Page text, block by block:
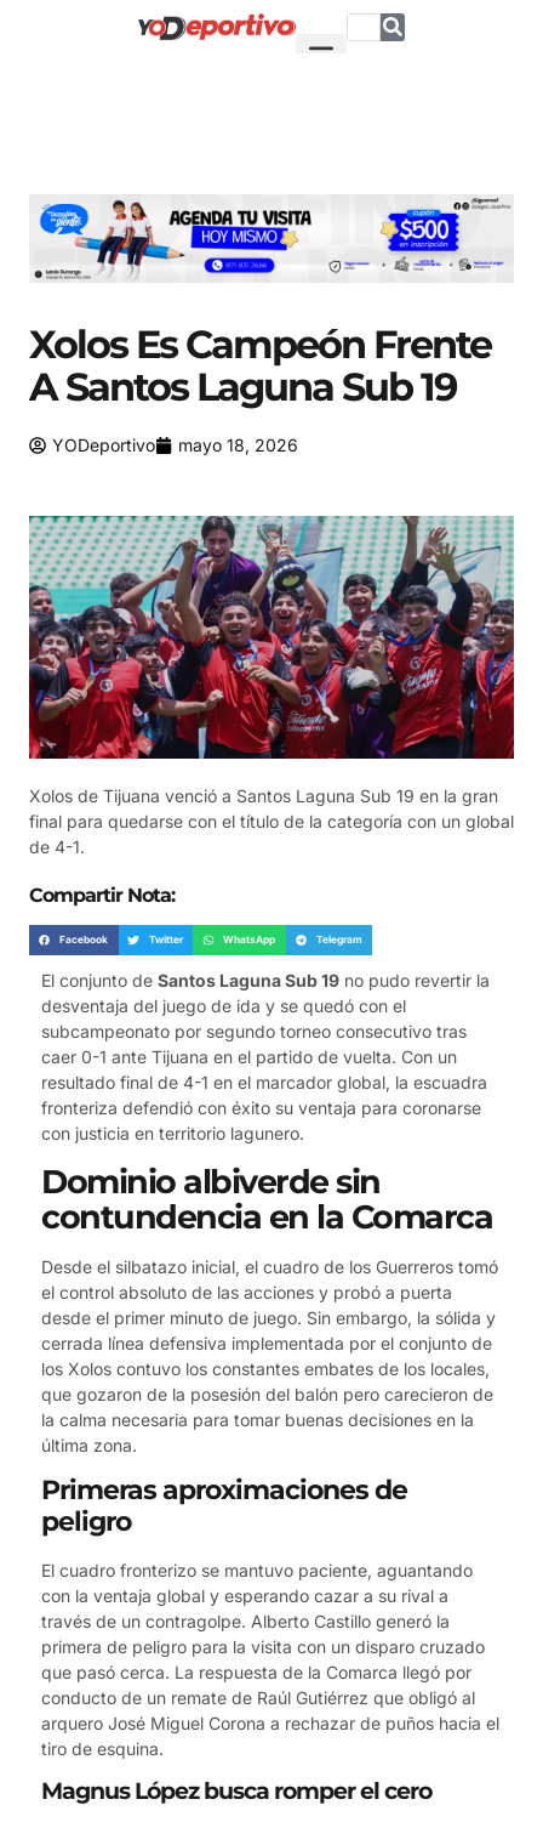
Xolos Es Campeón Frente
A Santos Laguna Sub 19
YODeportivo mayo 18, 2026
Xolos de Tijuana venció a Santos Laguna Sub 19 en la gran
final para quedarse con el título de la categoría con un global
de 4-1.
Compartir Nota:
Facebook Twitter WhatsApp Telegram
El conjunto de Santos Laguna Sub 19 no pudo revertir la
desventaja del juego de ida y se quedó con el
subcampeonato por segundo torneo consecutivo tras
caer 0-1 ante Tijuana en el partido de vuelta. Con un
resultado final de 4-1 en el marcador global, la escuadra
fronteriza defendió con éxito su ventaja para coronarse
con justicia en territorio lagunero.
Dominio albiverde sin
contundencia en la Comarca
Desde el silbatazo inicial, el cuadro de los Guerreros tomó
el control absoluto de las acciones y probó a puerta
desde el primer minuto de juego. Sin embargo, la sólida y
cerrada línea defensiva implementada por el conjunto de
los Xolos contuvo los constantes embates de los locales,
que gozaron de la posesión del balón pero carecieron de
la calma necesaria para tomar buenas decisiones en la
última zona.
Primeras aproximaciones de
peligro
El cuadro fronterizo se mantuvo paciente, aguantando
con la ventaja global y esperando cazar a su rival a
través de un contragolpe. Alberto Castillo generó la
primera de peligro para la visita con un disparo cruzado
que pasó cerca. La respuesta de la Comarca llegó por
conducto de un remate de Raúl Gutiérrez que obligó al
arquero José Miguel Corona a rechazar de puños hacia el
tiro de esquina.
Magnus López busca romper el cero